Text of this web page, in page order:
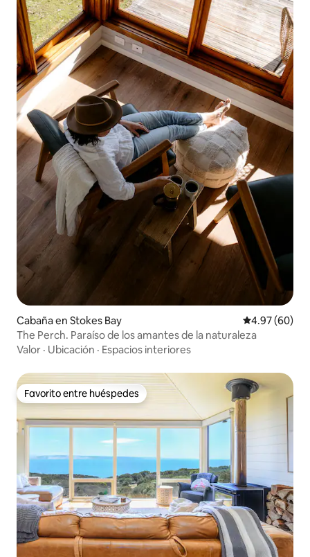
Cabaña en Stokes Bay Calificación
4.97 (60)
The Perch. Paraíso de los amantes de la naturaleza
Valor · Ubicación · Espacios interiores
Favorito entre huéspedes
Favorito entre huéspedes